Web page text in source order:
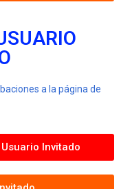
a la página de
Invitado